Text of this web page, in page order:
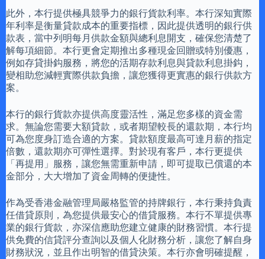
此外，本行提供極具競爭力的銀行貨款利率。本行深知實際
年利率是衡量貸款成本的重要指標，因此提供透明的銀行供
款表，當中列明每月供款金額與總利息開支，確保您清楚了
解每項細節。本行更會定期推出多種現金回贈或特別優惠，
例如存貸掛鈎服務，將您的活期存款利息與貸款利息掛鈎，
變相助您減輕實際供款負擔，讓您獲得更實惠的銀行供款方
案。
本行的銀行貨款亦提供高度靈活性，滿足您多樣的資金需
求。無論您需要大額貸款，或者期望較長的還款期，本行均
可為您度身訂造合適的方案。貸款額度最高可達月薪的指定
倍數，還款期亦可彈性選擇。對於現有客戶，本行更提供
「再提用」服務，讓您無需重新申請，即可提取已償還的本
金部分，大大增加了資金周轉的便捷性。
作為受香港金融管理局嚴格監管的持牌銀行，本行秉持負責
任借貸原則，為您提供最安心的借貸服務。本行不單提供專
業的銀行貨款，亦深信應助您建立健康的財務習慣。本行提
供免費的信貸評分查詢以及個人化財務分析，讓您了解自身
財務狀況，並且作出明智的借貸決策。本行亦會明確提醒，